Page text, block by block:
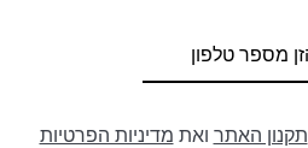
תקנון האתר ואת מדיניות הפרטיות